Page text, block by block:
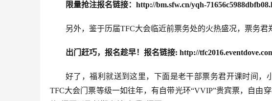
限量抢注报名链接： http://bm.sfw.cn/yqh-
另外，鉴于历届TFC大会临近前票务处的火热盛况，票务君
出门赶巧，报名趁早！报名链接: http://
好了，福利就送到这里，下面是老干部票务君开课时间
TFC大会门票等级一如往年，有自带光环“VVIP”贵宾票，自由